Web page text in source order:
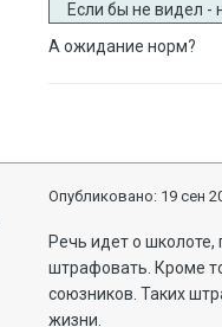
Если бы не видел -
А ожидание норм?
Опубликовано: 19 сен
Речь идет о
штрафовать. Кроме
союзников. Таких
жизни.